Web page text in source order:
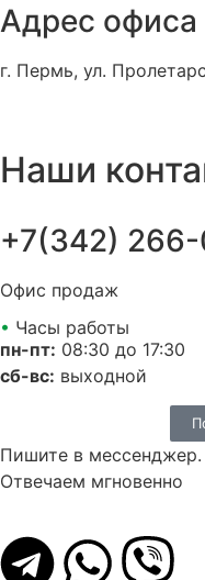
Адрес офиса
г. Пермь, ул.
Наши
+7(342)
Офис продаж
• Часы работы
пн-пт: 08:30 до 17:30
сб-вс: выходной
Пишите в мессенджер.
Отвечаем мгновенно